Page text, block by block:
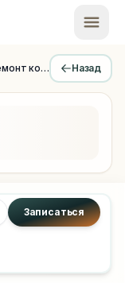
in Saint
Замена подставки / Ремонт корпуса Назад
Записаться